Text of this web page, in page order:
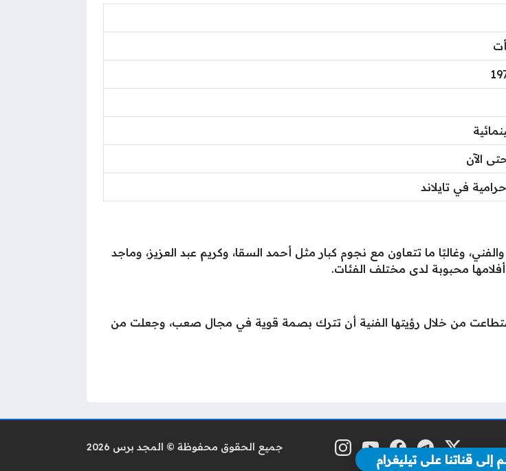
في تايلاند
وغالبًا ما تتعاون مع نجوم كبار مثل أحمد السقا، وكريم عبد العزيز، وماجد
أفلامها محبوبة لدى مختلف الفئات.
من خلال رؤيتها الفنية أن تترك بصمة قوية في مجال صعب، وجعلت من
مواقع التواصل منصة إكس
تلغرامفيسبوكيوتيوبإنستغرام جميع الحقوق محفوظة © المجد برس 2026
إلى قناتنا على تيليغرام